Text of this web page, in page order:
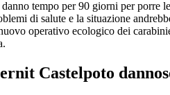
tempo per 90 giorni per porre
di salute e la situazione
operativo ecologico dei
Castelpoto